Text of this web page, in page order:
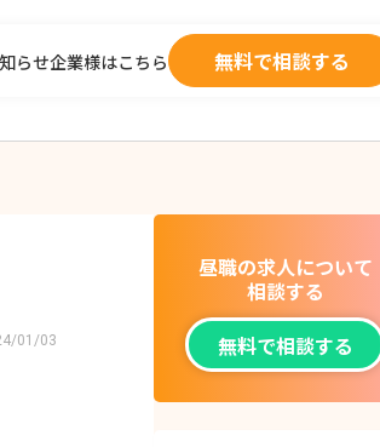
らせ企業様はこちら 無料で相談する
01/03
昼職の求人について
相談する
無料で相談する